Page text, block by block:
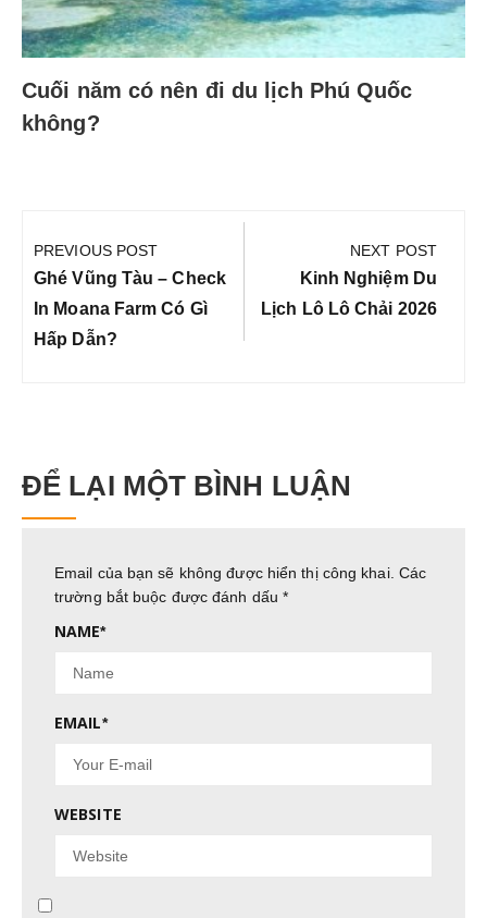
Cuối năm có nên đi du lịch Phú Quốc
không?
hướng
bài
viết
PREVIOUS POST
Previous
Post:
Ghé Vũng Tàu – Check
In Moana Farm Có Gì
Hấp Dẫn?
NEXT POST
Next
Post:
Kinh Nghiệm Du
Lịch Lô Lô Chải 2026
ĐỂ LẠI MỘT BÌNH LUẬN
Email của bạn sẽ không được hiển thị công khai. Các
trường bắt buộc được đánh dấu*
NAME*
EMAIL*
WEBSITE